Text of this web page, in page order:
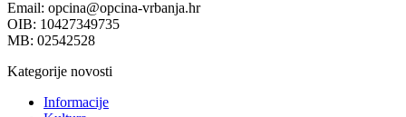
Email: opcina@opcina-vrbanja.hr
OIB: 10427349735
MB: 02542528
Kategorije novosti
Informacije